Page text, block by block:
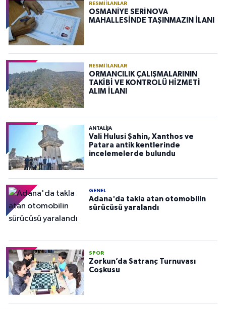
RESMI İLANLAR
OSMANİYE SERİNOVA
MAHALLESİNDE TAŞINMAZIN İLANI
RESMI İLANLAR
ORMANCILIK ÇALIŞMALARININ
TAKİBİ VE KONTROLÜ HİZMETİ
ALIM İLANI
ANTALIJA
Vali Hulusi Şahin, Xanthos ve
Patara antik kentlerinde
incelemelerde bulundu
GENEL
Adana'da takla atan otomobilin
sürücüsü yaralandı
SPOR
Zorkun’da Satranç Turnuvası
Coşkusu